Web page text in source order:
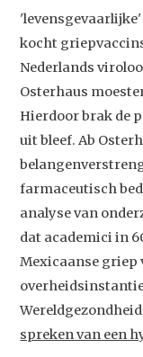
kocht
Nederlands
Osterhaus
Hierdoor brak de
uit bleef. Ab
farmaceutisch
analyse van
dat academici in
Mexicaanse griep
spreken van een